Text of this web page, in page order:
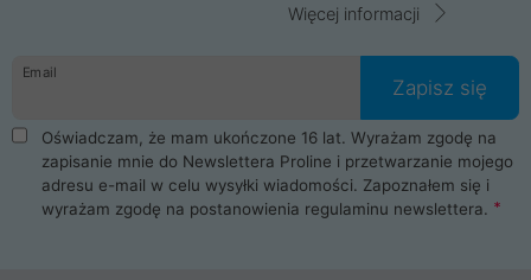
Więcej informacji
Email
Zapisz się
Oświadczam, że mam ukończone 16 lat. Wyrażam zgodę na
zapisanie mnie do Newslettera Proline i przetwarzanie mojego
adresu e-mail w celu wysyłki wiadomości. Zapoznałem się i
wyrażam zgodę na postanowienia regulaminu newslettera.